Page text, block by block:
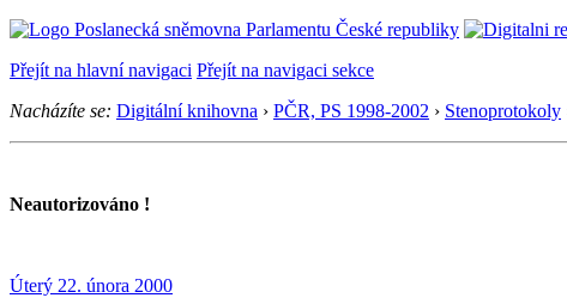
Přejít na hlavní navigaci Přejít na navigaci sekce
Nacházíte se: Digitální knihovna › PČR, PS 1998-2002 › Stenoprotokoly
Neautorizováno !
Úterý 22. února 2000